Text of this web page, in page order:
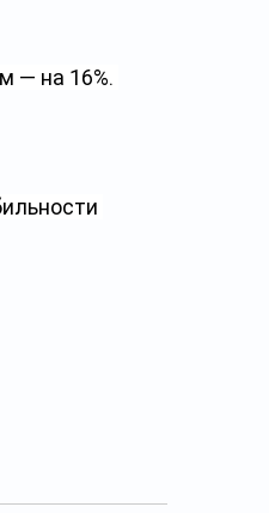
— на 16%.